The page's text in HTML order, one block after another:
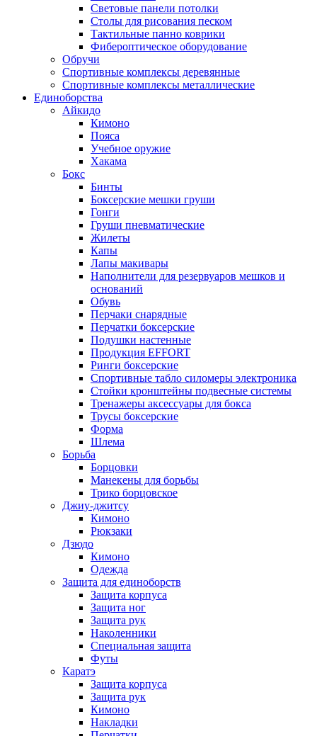
Световые панели потолки
Столы для рисования песком
Тактильные панно коврики
Фибероптическое оборудование
Обручи
Спортивные комплексы деревянные
Спортивные комплексы металлические
Единоборства
Айкидо
Кимоно
Пояса
Учебное оружие
Хакама
Бокс
Бинты
Боксерские мешки груши
Гонги
Груши пневматические
Жилеты
Капы
Лапы макивары
Наполнители для резервуаров мешков и
оснований
Обувь
Перчаки снарядные
Перчатки боксерские
Подушки настенные
Продукция EFFORT
Ринги боксерские
Спортивные табло силомеры электроника
Стойки кронштейны подвесные системы
Тренажеры аксессуары для бокса
Трусы боксерские
Форма
Шлема
Борьба
Борцовки
Манекены для борьбы
Трико борцовское
Джиу-джитсу
Кимоно
Рюкзаки
Дзюдо
Кимоно
Одежда
Защита для единоборств
Защита корпуса
Защита ног
Защита рук
Наколенники
Специальная защита
Футы
Каратэ
Защита корпуса
Защита рук
Кимоно
Накладки